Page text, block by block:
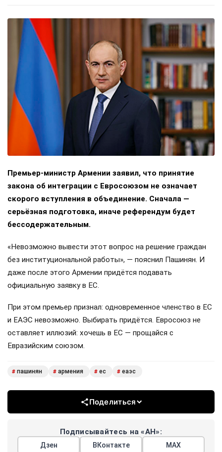
Премьер-министр Армении заявил, что принятие
закона об интеграции с Евросоюзом не означает
скорого вступления в объединение. Сначала —
серьёзная подготовка, иначе референдум будет
бессодержательным.
«Невозможно вывести этот вопрос на решение граждан
без институциональной работы», — пояснил Пашинян. И
даже после этого Армении придётся подавать
официальную заявку в ЕС.
При этом премьер признал: одновременное членство в ЕС
и ЕАЭС невозможно. Выбирать придётся. Евросоюз не
оставляет иллюзий: хочешь в ЕС — прощайся с
Евразийским союзом.
# пашинян # армения # ес # еаэс
Поделиться
Подписывайтесь на «АН»:
Дзен ВКонтакте МАХ